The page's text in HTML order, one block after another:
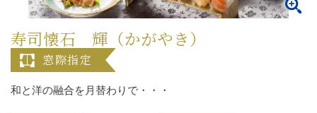
寿司懐石 輝（かがやき）
窓際指定
和と洋の融合を月替わりで・・・